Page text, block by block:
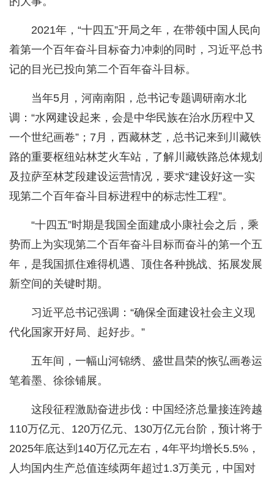
2021年，“十四五”开局之年，在带领中国人民向
着第一个百年奋斗目标奋力冲刺的同时，习近平总书
记的目光已投向第二个百年奋斗目标。
当年5月，河南南阳，总书记专题调研南水北
调：“水网建设起来，会是中华民族在治水历程中又
一个世纪画卷”；7月，西藏林芝，总书记来到川藏铁
路的重要枢纽站林芝火车站，了解川藏铁路总体规划
及拉萨至林芝段建设运营情况，要求“建设好这一实
现第二个百年奋斗目标进程中的标志性工程”。
“十四五”时期是我国全面建成小康社会之后，乘
势而上为实现第二个百年奋斗目标而奋斗的第一个五
年，是我国抓住难得机遇、顶住各种挑战、拓展发展
新空间的关键时期。
习近平总书记强调：“确保全面建设社会主义现
代化国家开好局、起好步。”
五年间，一幅山河锦绣、盛世昌荣的恢弘画卷运
笔着墨、徐徐铺展。
这段征程激励奋进步伐：中国经济总量接连跨越
110万亿元、120万亿元、130万亿元台阶，预计将于
2025年底达到140万亿元左右，4年平均增长5.5%，
人均国内生产总值连续两年超过1.3万美元，中国对